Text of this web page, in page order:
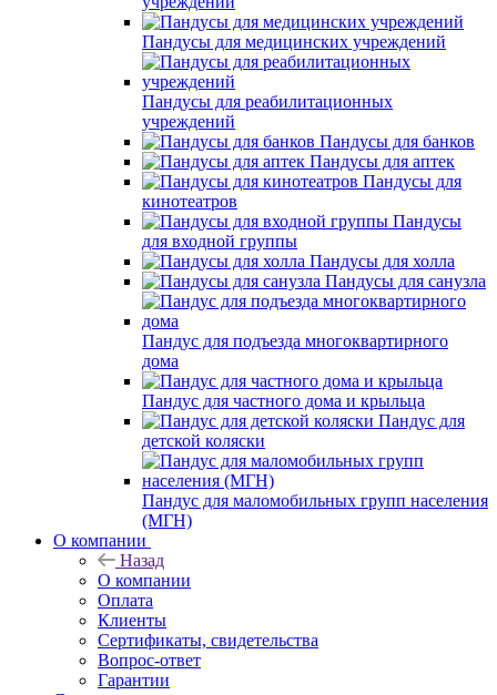
Пандусы для медицинских учреждений
Пандусы для реабилитационных
учреждений
Пандусы для банков
Пандусы для аптек
Пандусы для
кинотеатров
Пандусы
для входной группы
Пандусы для холла
Пандусы для санузла
Пандус для подъезда многоквартирного
дома
Пандус для частного дома и крыльца
Пандус для
детской коляски
Пандус для маломобильных групп населения
(МГН)
О компании
Назад
О компании
Оплата
Клиенты
Сертификаты, свидетельства
Вопрос-ответ
Гарантии